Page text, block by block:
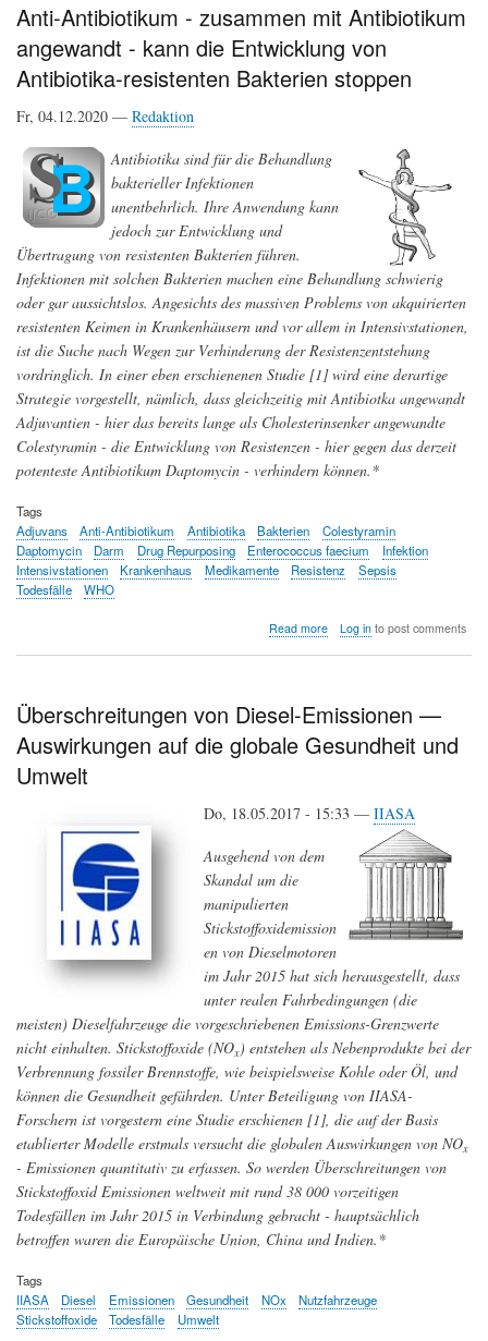
Antibiotikaresistenz
diesbezügliches
Wissen
Bürger
Eurobarometer
Anti-Antibiotikum - zusammen mit Antibiotikum
angewandt - kann die Entwicklung von
Antibiotika-resistenten Bakterien stoppen
Fr, 04.12.2020 — Redaktion
Antibiotika sind für die Behandlung
bakterieller Infektionen
unentbehrlich. Ihre Anwendung kann
jedoch zur Entwicklung und
Übertragung von resistenten Bakterien führen.
Infektionen mit solchen Bakterien machen eine Behandlung schwierig
oder gar aussichtslos. Angesichts des massiven Problems von akquirierten
resistenten Keimen in Krankenhäusern und vor allem in Intensivstationen,
ist die Suche nach Wegen zur Verhinderung der Resistenzentstehung
vordringlich. In einer eben erschienenen Studie [1] wird eine derartige
Strategie vorgestellt, nämlich, dass gleichzeitig mit Antibiotka angewandt
Adjuvantien - hier das bereits lange als Cholesterinsenker angewandte
Colestyramin - die Entwicklung von Resistenzen - hier gegen das derzeit
potenteste Antibiotikum Daptomycin - verhindern können.*
Tags
Adjuvans
Anti-Antibiotikum Antibiotika Bakterien
Colestyramin
Daptomycin
Darm Drug Repurposing Enterococcus faecium
Infektion
Intensivstationen
Krankenhaus Medikamente Resistenz
Sepsis
Todesfälle
WHO
Read moreabout
mit
Antibiotikum
angewandt
die
Entwicklung
Antibiotika-
resistenten
Bakterien
stoppen
Log into post comments
Überschreitungen von Diesel-Emissionen —
Auswirkungen auf die globale Gesundheit und
Umwelt
Do, 18.05.2017 - 15:33 — IIASA
Ausgehend von dem
Skandal um die
manipulierten
Stickstoffoxidemission
en von Dieselmotoren
im Jahr 2015 hat sich herausgestellt, dass
unter realen Fahrbedingungen (die
meisten) Dieselfahrzeuge die vorgeschriebenen Emissions-Grenzwerte
nicht einhalten. Stickstoffoxide (NOx) entstehen als Nebenprodukte bei der
Verbrennung fossiler Brennstoffe, wie beispielsweise Kohle oder Öl, und
können die Gesundheit gefährden. Unter Beteiligung von IIASA-
Forschern ist vorgestern eine Studie erschienen [1], die auf der Basis
etablierter Modelle erstmals versucht die globalen Auswirkungen von NOx
- Emissionen quantitativ zu erfassen. So werden Überschreitungen von
Stickstoffoxid Emissionen weltweit mit rund 38 000 vorzeitigen
Todesfällen im Jahr 2015 in Verbindung gebracht - hauptsächlich
betroffen waren die Europäische Union, China und Indien.*
Tags
IIASA
Diesel Emissionen Gesundheit NOx
Nutzfahrzeuge
Stickstoffoxide
Todesfälle Umwelt